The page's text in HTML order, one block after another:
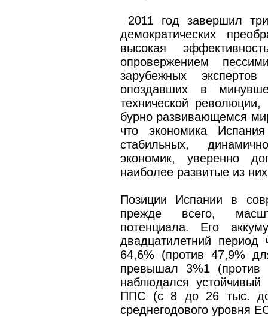
2011 год завершил
демократических
высокая
опровержением
зарубежных
опоздавших в
технической
бурно развивающемся
что экономика
стабильных,
экономик, уверенно
наиболее развитые из
Позиции Испании в
прежде всего,
потенциала. Его
двадцатилетний
64,6% (против 47,9%
превышал 3%1
наблюдался
ППС (с 8 до 26 тыс.
среднегодового уровня